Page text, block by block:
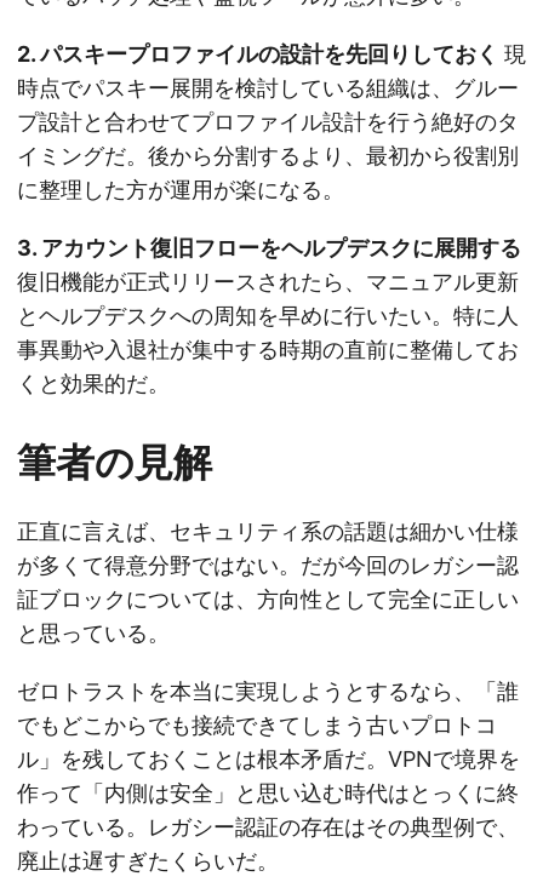
2. パスキープロファイルの設計を先回りしておく 現
時点でパスキー展開を検討している組織は、グルー
プ設計と合わせてプロファイル設計を行う絶好のタ
イミングだ。後から分割するより、最初から役割別
に整理した方が運用が楽になる。
3. アカウント復旧フローをヘルプデスクに展開する
復旧機能が正式リリースされたら、マニュアル更新
とヘルプデスクへの周知を早めに行いたい。特に人
事異動や入退社が集中する時期の直前に整備してお
くと効果的だ。
筆者の見解
正直に言えば、セキュリティ系の話題は細かい仕様
が多くて得意分野ではない。だが今回のレガシー認
証ブロックについては、方向性として完全に正しい
と思っている。
ゼロトラストを本当に実現しようとするなら、「誰
でもどこからでも接続できてしまう古いプロトコ
ル」を残しておくことは根本矛盾だ。VPNで境界を
作って「内側は安全」と思い込む時代はとっくに終
わっている。レガシー認証の存在はその典型例で、
廃止は遅すぎたくらいだ。